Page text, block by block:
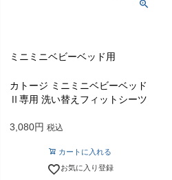
ミニミニベビーベッド用
カトージ ミニミニベビーベッド
Ⅱ専用 洗い替えフィットシーツ
3,080 税込
カートに入れる
お気に入り登録